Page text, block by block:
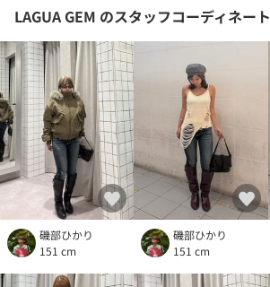
LAGUA GEM のスタッフコーディネート
磯部ひかり
151 cm
磯部ひかり
151 cm